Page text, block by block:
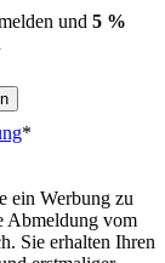
und 5 %
*
Werbung zu
Abmeldung vom
Sie erhalten Ihren